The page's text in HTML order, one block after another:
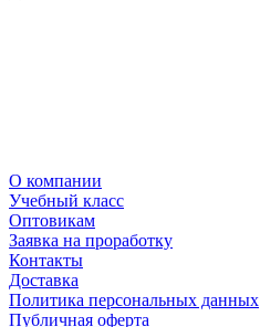
О компании
Учебный класс
Оптовикам
Заявка на проработку
Контакты
Доставка
Политика персональных данных
Публичная оферта